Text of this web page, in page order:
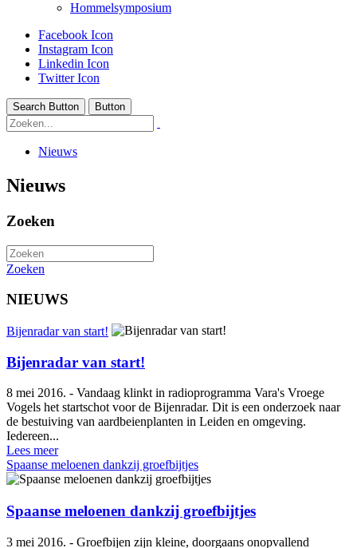
Hommelsymposium
Facebook Icon
Instagram Icon
Linkedin Icon
Twitter Icon
Search Button Button
Nieuws
Nieuws
Zoeken
Zoeken
NIEUWS
Bijenradar van start!
Bijenradar van start!
8 mei 2016. - Vandaag klinkt in radioprogramma Vara's Vroege
Vogels het startschot voor de Bijenradar. Dit is een onderzoek naar
de bestuiving van aardbeienplanten in Leiden en omgeving.
Iedereen...
Lees meer
Spaanse meloenen dankzij groefbijtjes
Spaanse meloenen dankzij groefbijtjes
3 mei 2016. - Groefbijen zijn kleine, doorgaans onopvallend